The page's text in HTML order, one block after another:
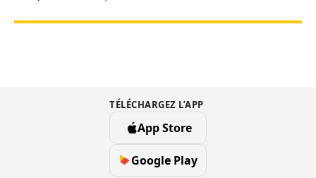
TÉLÉCHARGEZ L’APP
App Store
Google Play